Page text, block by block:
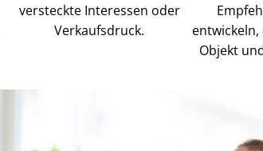
versteckte Interessen oder
Verkaufsdruck.
Objekt